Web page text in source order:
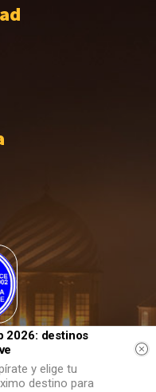
más de compromiso en el
datos.
2026: destinos
y elige tu
destino para